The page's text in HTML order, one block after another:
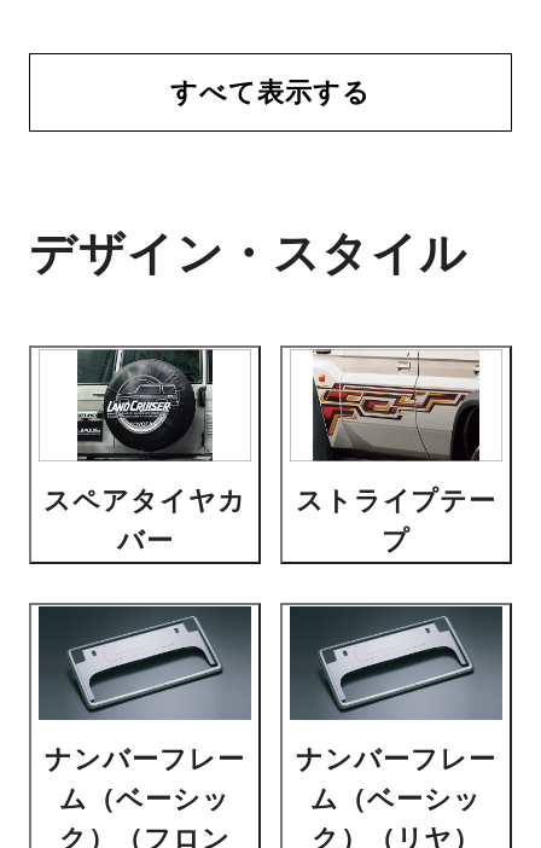
すべて表示する
デザイン・スタイル
スペアタイヤカ
バー
ストライプテー
プ
ナンバーフレー
ム（ベーシッ
ク）（フロン
ナンバーフレー
ム（ベーシッ
ク）（リヤ）